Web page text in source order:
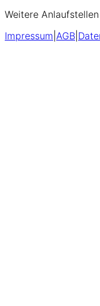
Weitere
Impressum AGB